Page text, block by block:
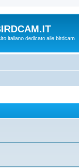
italiano dedicato alle birdcam